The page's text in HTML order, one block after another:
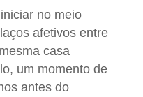
no meio
afetivos entre
casa
um momento de
antes do